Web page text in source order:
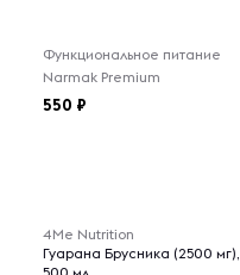
Функциональное питание
Narmak Premium
550
Товары для 18+ лет
4Me Nutrition
Гуарана Брусника (2500 мг),